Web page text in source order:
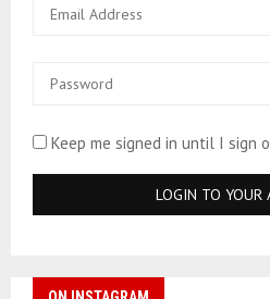
Keep me signed in until I sign